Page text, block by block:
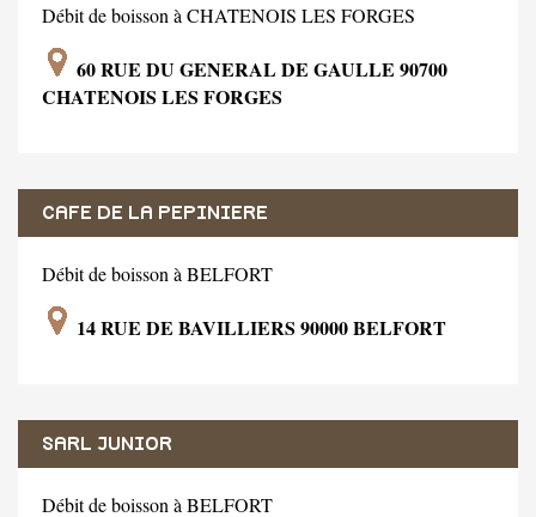
Débit de boisson à CHATENOIS LES FORGES
60 RUE DU GENERAL DE GAULLE 90700
CHATENOIS LES FORGES
CAFE DE LA PEPINIERE
Débit de boisson à BELFORT
14 RUE DE BAVILLIERS 90000 BELFORT
SARL JUNIOR
Débit de boisson à BELFORT